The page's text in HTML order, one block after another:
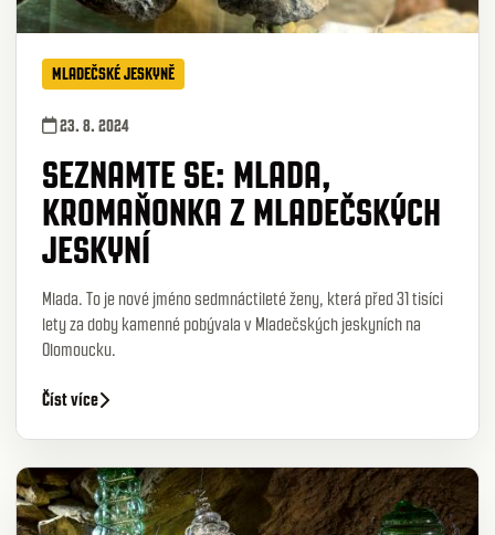
MLADEČSKÉ JESKYNĚ
23. 8. 2024
SEZNAMTE SE: MLADA,
KROMAŇONKA Z MLADEČSKÝCH
JESKYNÍ
Mlada. To je nové jméno sedmnáctileté ženy, která před 31 tisíci
lety za doby kamenné pobývala v Mladečských jeskyních na
Olomoucku.
Číst více